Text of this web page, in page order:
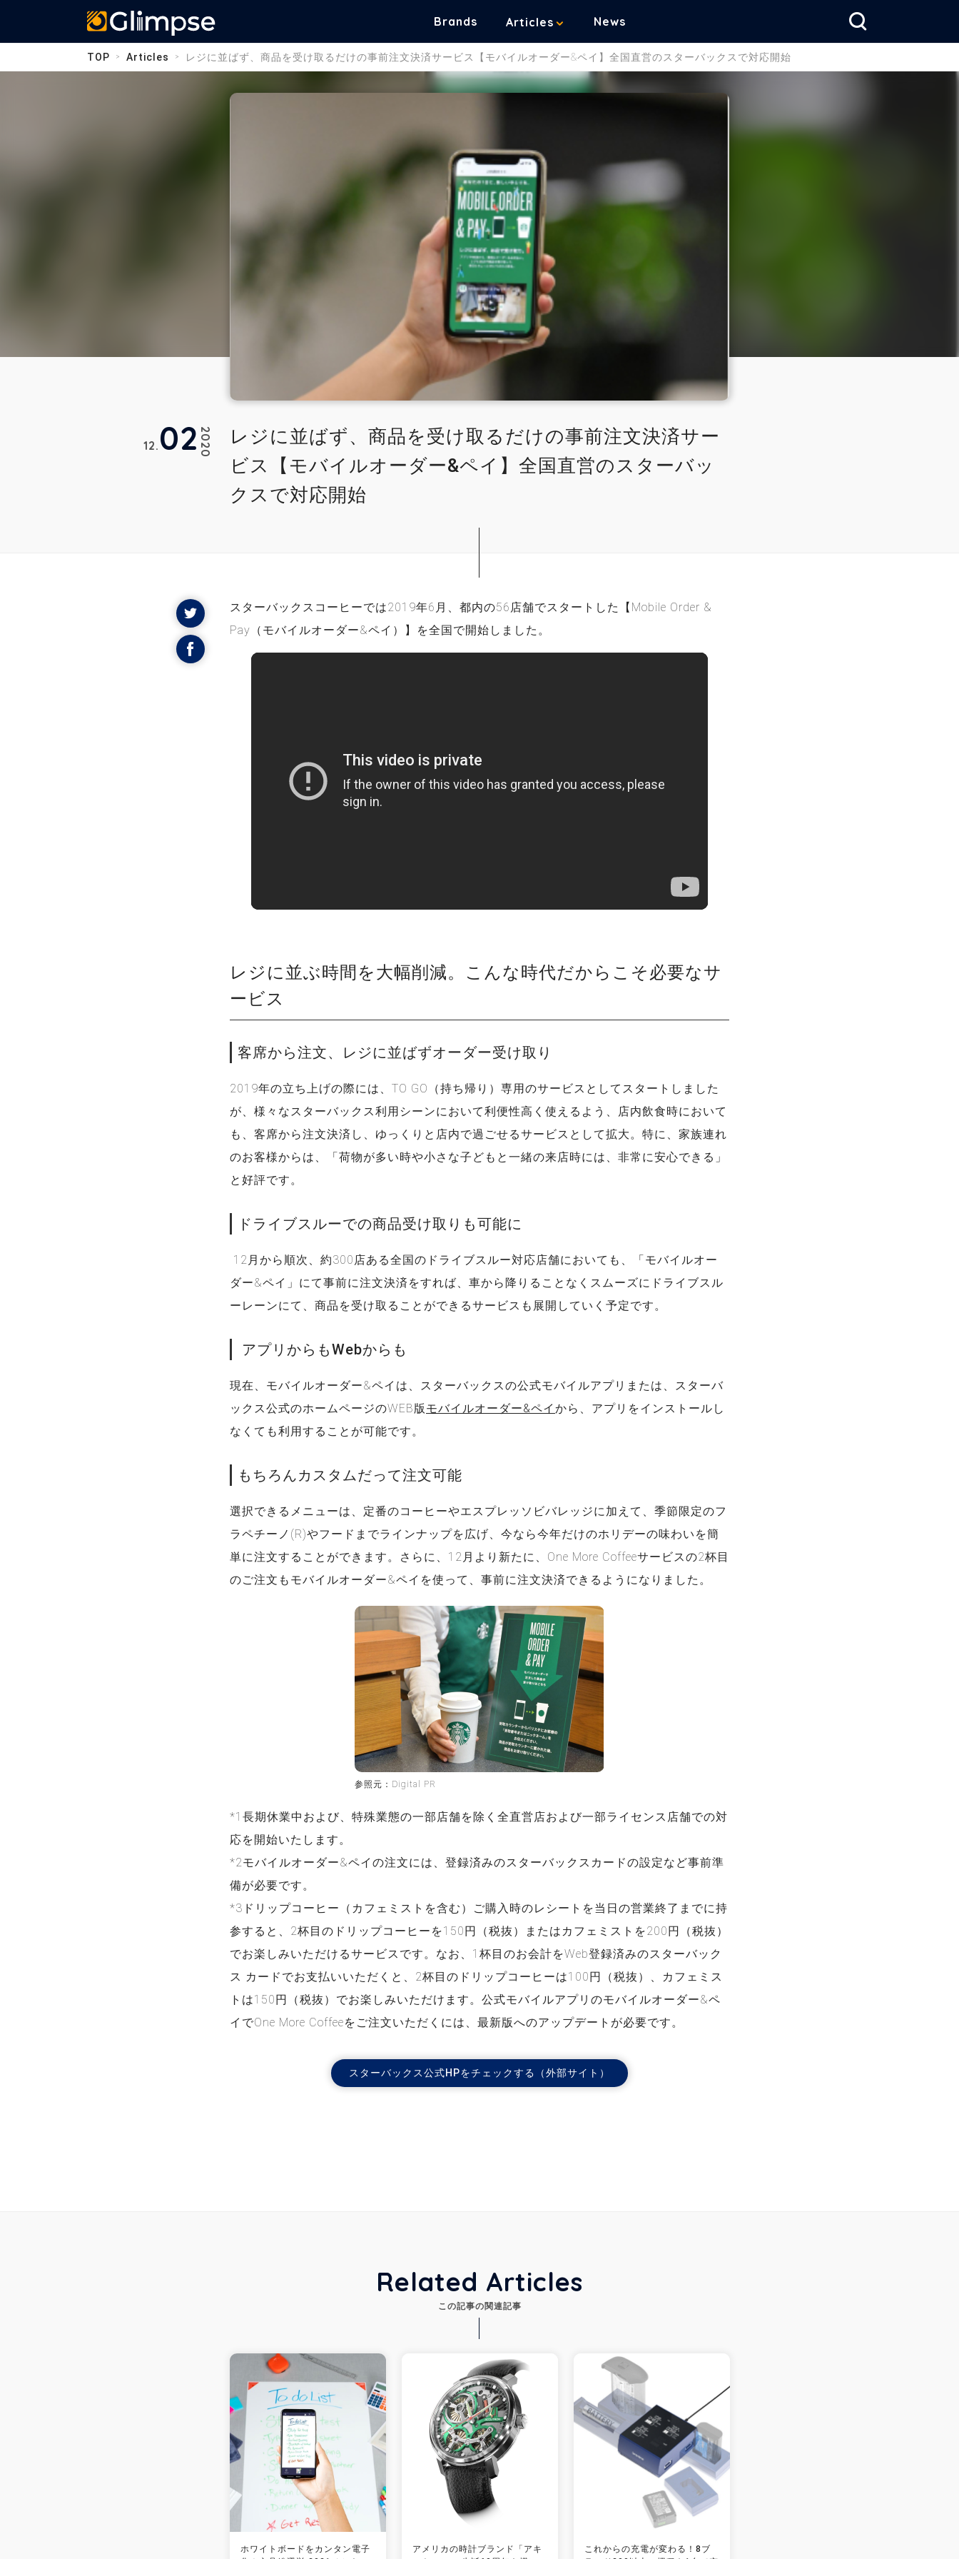
Brands Articles News
TOP Articles レジに並ばず、商品を受け取るだけの事前注文決済サービス【モバイルオーダー&ペイ】全国直営のスターバックスで対応開始
レジに並ばず、商品を受け取るだけの事前注文決済サー
ビス【モバイルオーダー&ペイ】全国直営のスターバッ
クスで対応開始
2020
12 02
スターバックスコーヒーでは2019年6月、都内の56店舗でスタートした【Mobile Order &
Pay（モバイルオーダー&ペイ）】を全国で開始しました。
レジに並ぶ時間を大幅削減。こんな時代だからこそ必要なサ
ービス
客席から注文、レジに並ばずオーダー受け取り
2019年の立ち上げの際には、TO GO（持ち帰り）専用のサービスとしてスタートしました
が、様々なスターバックス利用シーンにおいて利便性高く使えるよう、店内飲食時において
も、客席から注文決済し、ゆっくりと店内で過ごせるサービスとして拡大。特に、家族連れ
のお客様からは、「荷物が多い時や小さな子どもと一緒の来店時には、非常に安心できる」
と好評です。
ドライブスルーでの商品受け取りも可能に
12月から順次、約300店ある全国のドライブスルー対応店舗においても、「モバイルオー
ダー&ペイ」にて事前に注文決済をすれば、車から降りることなくスムーズにドライブスル
ーレーンにて、商品を受け取ることができるサービスも展開していく予定です。
アプリからもWebからも
現在、モバイルオーダー&ペイは、スターバックスの公式モバイルアプリまたは、スターバ
ックス公式のホームページのWEB版 モバイルオーダー&ペイ から、アプリをインストールし
なくても利用することが可能です。
もちろんカスタムだって注文可能
選択できるメニューは、定番のコーヒーやエスプレッソビバレッジに加えて、季節限定のフ
ラペチーノ(R)やフードまでラインナップを広げ、今なら今年だけのホリデーの味わいを簡
単に注文することができます。さらに、12月より新たに、One More Coffeeサービスの2杯目
のご注文もモバイルオーダー&ペイを使って、事前に注文決済できるようになりました。
参照元：Digital PR
*1長期休業中および、特殊業態の一部店舗を除く全直営店および一部ライセンス店舗での対
応を開始いたします。
*2モバイルオーダー&ペイの注文には、登録済みのスターバックスカードの設定など事前準
備が必要です。
*3ドリップコーヒー（カフェミストを含む）ご購入時のレシートを当日の営業終了までに持
参すると、2杯目のドリップコーヒーを150円（税抜）またはカフェミストを200円（税抜）
でお楽しみいただけるサービスです。なお、1杯目のお会計をWeb登録済みのスターバック
ス カードでお支払いいただくと、2杯目のドリップコーヒーは100円（税抜）、カフェミス
トは150円（税抜）でお楽しみいただけます。公式モバイルアプリのモバイルオーダー&ペ
イでOne More Coffeeをご注文いただくには、最新版へのアップデートが必要です。
スターバックス公式HPをチェックする（外部サイト）
Related Articles
この記事の関連記事
ホワイトボードをカンタン電子
アメリカの時計ブランド「アキ
これからの充電が変わる！8ブ